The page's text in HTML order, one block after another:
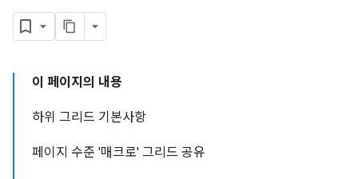
이 페이지의 내용
하위 그리드 기본사항
페이지 수준 '매크로' 그리드 공유